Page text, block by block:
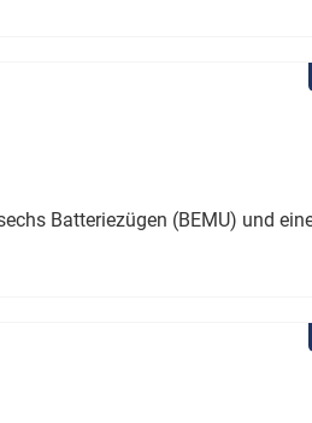
Batteriezügen (BEMU) und